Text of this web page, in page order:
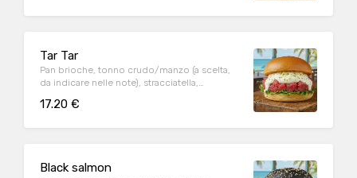
Tar Tar
Pan brioche, tonno crudo/manzo (a scelta,
da indicare nelle note), stracciatella,
17.20 €
Black salmon